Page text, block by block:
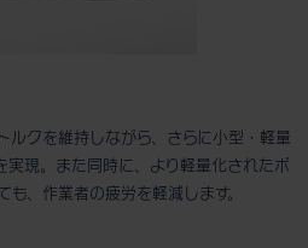
ルクを維持しながら、さらに小型・軽量
実現。また同時に、より軽量化されたボ
、作業者の疲労を軽減します。